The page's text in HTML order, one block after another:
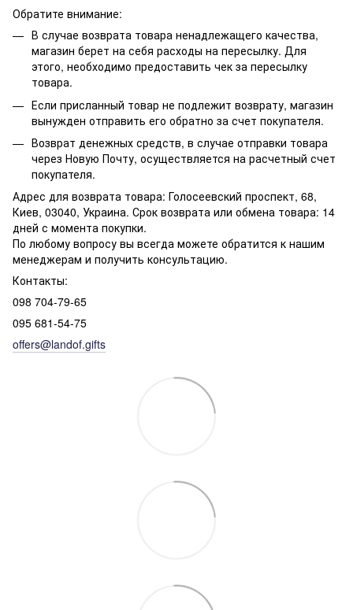
Обратите внимание:
В случае возврата товара ненадлежащего качества,
магазин берет на себя расходы на пересылку. Для
этого, необходимо предоставить чек за пересылку
товара.
Если присланный товар не подлежит возврату, магазин
вынужден отправить его обратно за счет покупателя.
Возврат денежных средств, в случае отправки товара
через Новую Почту, осуществляется на расчетный счет
покупателя.
Адрес для возврата товара: Голосеевский проспект, 68,
Киев, 03040, Украина. Срок возврата или обмена товара: 14
дней с момента покупки.
По любому вопросу вы всегда можете обратится к нашим
менеджерам и получить консультацию.
Контакты:
098 704-79-65
095 681-54-75
offers@landof.gifts